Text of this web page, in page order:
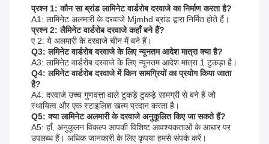
प्रश्न 1: कौन सा ब्रांड लामिनेट वार्डरोब दरवाजे का निर्माण करता है?
A1: लामिनेट अलमारी के दरवाजे Mjmhd ब्रांड द्वारा निर्मित होते हैं।
प्रश्न 2: लैमिनेट वार्डरोब दरवाजे कहाँ बने हैं?
ए 2: ये अलमारी के दरवाजे चीन में बने हैं।
Q3: लमिनेट वार्डरोब दरवाजे के लिए न्यूनतम आदेश मात्रा क्या है?
A3: लामिनेट वार्डरोब दरवाजे के लिए न्यूनतम आदेश मात्रा 1 टुकड़ा है।
Q4: लमिनेट वार्डरोब दरवाजे में किन सामग्रियों का प्रयोग किया जाता
है?
A4: दरवाजे उच्च गुणवत्ता वाले टुकड़े टुकड़े सामग्री से बने हैं जो
स्थायित्व और एक स्टाइलिश खत्म प्रदान करता है।
Q5: क्या लामिनेट अलमारी के दरवाजे अनुकूलित किए जा सकते हैं?
A5: हाँ, अनुकूलन विकल्प आपकी विशिष्ट आवश्यकताओं के आधार पर
उपलब्ध हैं। अधिक जानकारी के लिए कृपया हमसे संपर्क करें।